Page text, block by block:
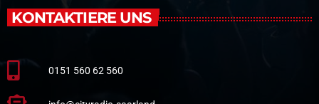
KONTAKTIERE UNS
0151 560 62 560